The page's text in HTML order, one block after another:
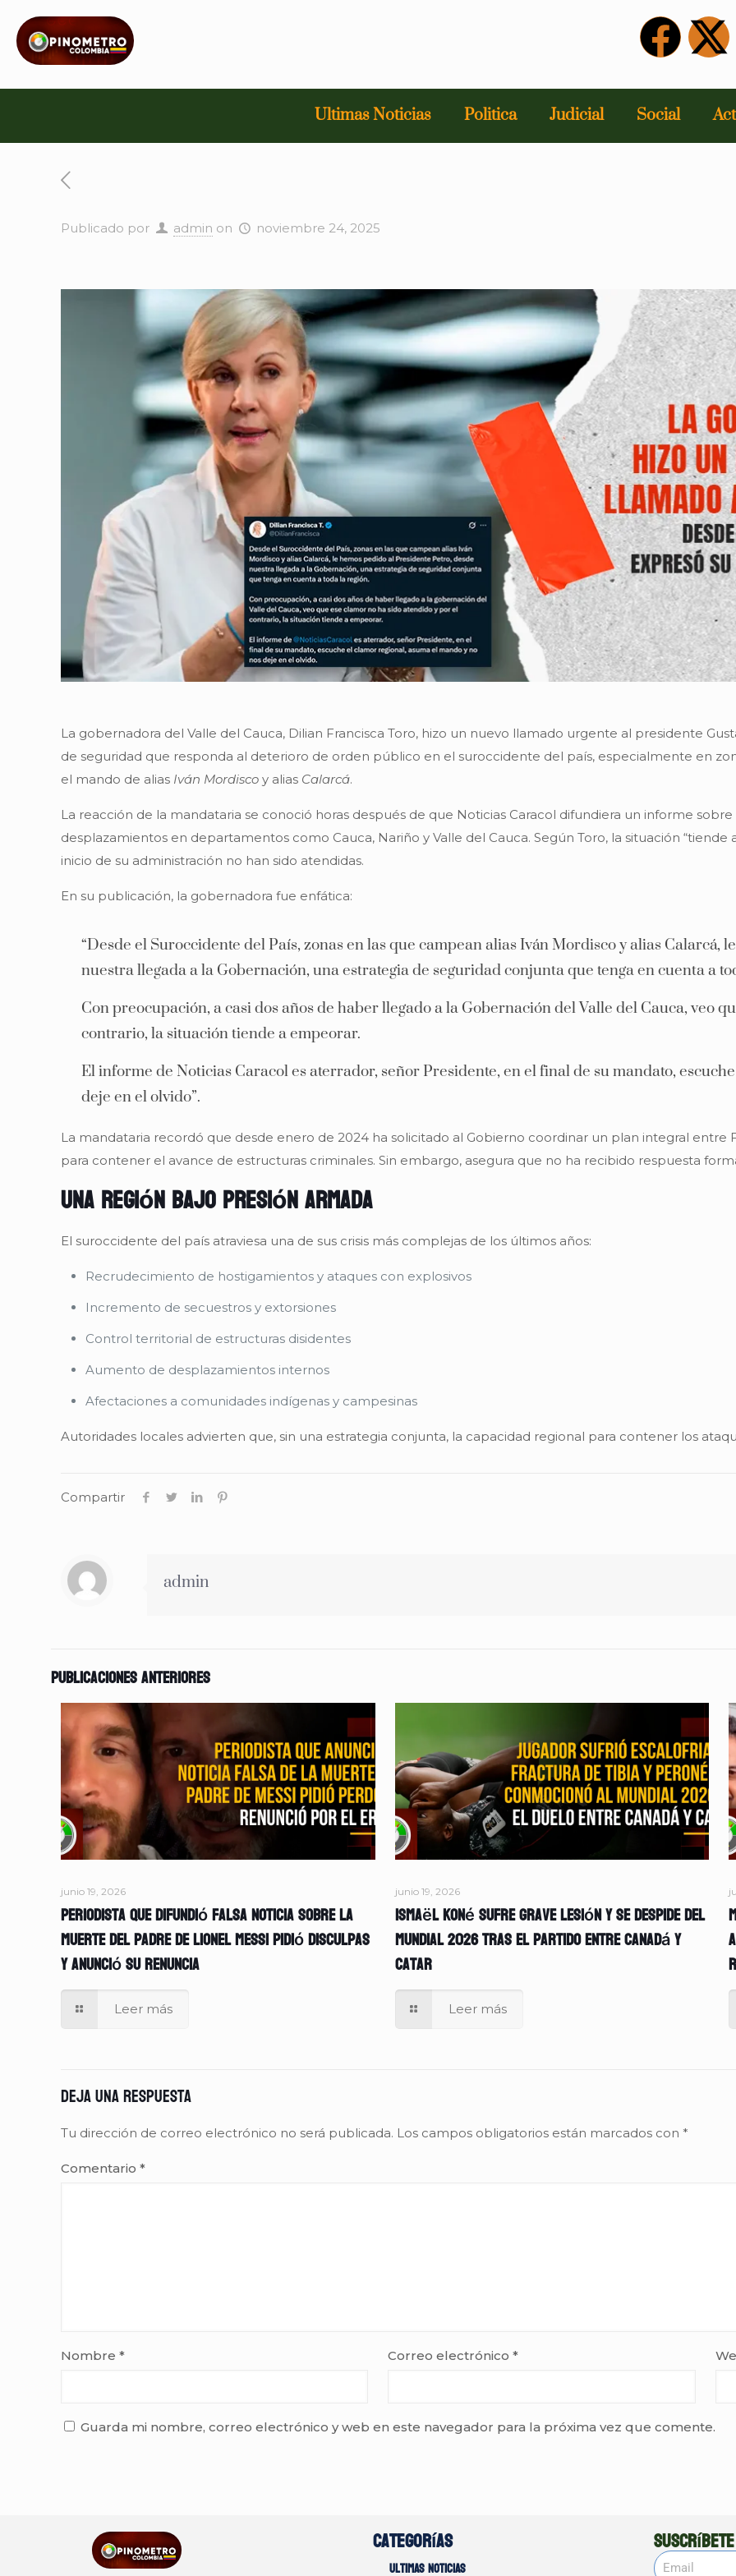
Ultimas Noticias Politica Judicial Social
Publicado por admin on noviembre 24, 2025
La gobernadora del Valle del Cauca, Dilian Francisca Toro, hizo un nuevo llamado urgente al presidente
de seguridad que responda al deterioro de orden público en el suroccidente del país, especialmente en
el mando de alias Iván Mordisco y alias Calarcá.
La reacción de la mandataria se conoció horas después de que Noticias Caracol difundiera un informe
desplazamientos en departamentos como Cauca, Nariño y Valle del Cauca. Según Toro, la situación “tiende
inicio de su administración no han sido atendidas.
En su publicación, la gobernadora fue enfática:
“Desde el Suroccidente del País, zonas en las que campean alias Iván Mordisco y alias Calarcá,
nuestra llegada a la Gobernación, una estrategia de seguridad conjunta que tenga en cuenta a
Con preocupación, a casi dos años de haber llegado a la Gobernación del Valle del Cauca, veo
contrario, la situación tiende a empeorar.
El informe de Noticias Caracol es aterrador, señor Presidente, en el final de su mandato,
deje en el olvido”.
La mandataria recordó que desde enero de 2024 ha solicitado al Gobierno coordinar un plan integral entre
para contener el avance de estructuras criminales. Sin embargo, asegura que no ha recibido respuesta
Una región bajo presión armada
El suroccidente del país atraviesa una de sus crisis más complejas de los últimos años:
Recrudecimiento de hostigamientos y ataques con explosivos
Incremento de secuestros y extorsiones
Control territorial de estructuras disidentes
Aumento de desplazamientos internos
Afectaciones a comunidades indígenas y campesinas
Autoridades locales advierten que, sin una estrategia conjunta, la capacidad regional para contener los
Compartir
admin
Publicaciones anteriores
junio 19, 2026
Periodista que difundió falsa noticia sobre la
muerte del padre de Lionel Messi pidió disculpas
y anunció su renuncia
Leer más
junio 19, 2026
Ismaël Koné sufre grave lesión y se despide del
Mundial 2026 tras el partido entre Canadá y
Catar
Leer más
Deja una respuesta
Tu dirección de correo electrónico no será publicada. Los campos obligatorios están marcados con *
Comentario *
Nombre * Correo electrónico*
Guarda mi nombre, correo electrónico y web en este navegador para la próxima vez que comente.
Categorías
Ultimas noticias